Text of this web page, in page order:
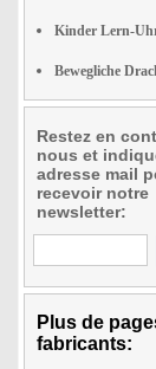
Kinder Lern-
Bewegliche
Restez en
nous et
adresse mail
recevoir notre
newsletter:
Plus de
fabricants: